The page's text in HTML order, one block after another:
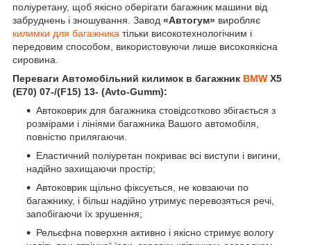
поліуретану, щоб якісно оберігати багажник машини від
забруднень і зношування. Завод «Автогум» виробляє
килимки для багажника тільки високотехнологічним і
передовим способом, використовуючи лише високоякісна
сировина.
Переваги Автомобільний килимок в багажник BMW X5
(E70) 07-/(F15) 13- (Avto-Gumm):
Автоковрик для багажника стовідсотково збігається з
розмірами і лініями багажника Вашого автомобіля,
повністю прилягаючи.
Еластичний поліуретан покриває всі виступи і вигини,
надійно захищаючи простір;
Автоковрик щільно фіксується, не ковзаючи по
багажнику, і більш надійно утримує перевозяться речі,
запобігаючи їх зрушення;
Рельєфна поверхня активно і якісно стримує вологу